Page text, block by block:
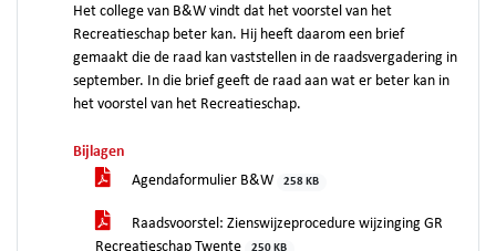
Het college van B&W vindt dat het voorstel van het
Recreatieschap beter kan. Hij heeft daarom een brief
gemaakt die de raad kan vaststellen in de raadsvergadering in
september. In die brief geeft de raad aan wat er beter kan in
het voorstel van het Recreatieschap.
Bijlagen
Agendaformulier B&W
258 KB
Raadsvoorstel: Zienswijzeprocedure wijzinging GR
Recreatieschap Twente
250 KB